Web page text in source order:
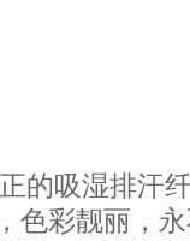
的吸湿排汗
色彩靓丽，